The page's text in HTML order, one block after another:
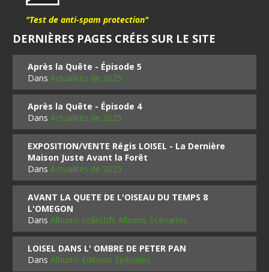
"Test de anti-spam protection"
DERNIÈRES PAGES CRÉES SUR LE SITE
Après la Quête - Épisode 5
DansActualités de 2025
Après la Quête - Épisode 4
DansActualités de 2025
EXPOSITION/VENTE Régis LOISEL - La Dernière
Maison Juste Avant la Forêt
DansActualités de 2025
AVANT LA QUETE DE L'OISEAU DU TEMPS 8
L'OMEGON
DansAlbums collectifs Albums Scénarios
LOISEL DANS L' OMBRE DE PETER PAN
DansAlbums Editions Spéciales